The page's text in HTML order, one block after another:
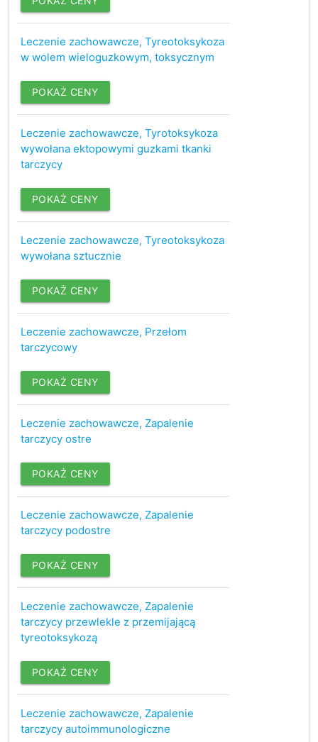
Leczenie zachowawcze, Tyreotoksykoza
w wolem wieloguzkowym, toksycznym
POKAŻ CENY
Leczenie zachowawcze, Tyrotoksykoza
wywołana ektopowymi guzkami tkanki
tarczycy
POKAŻ CENY
Leczenie zachowawcze, Tyreotoksykoza
wywołana sztucznie
POKAŻ CENY
Leczenie zachowawcze, Przełom
tarczycowy
POKAŻ CENY
Leczenie zachowawcze, Zapalenie
tarczycy ostre
POKAŻ CENY
Leczenie zachowawcze, Zapalenie
tarczycy podostre
POKAŻ CENY
Leczenie zachowawcze, Zapalenie
tarczycy przewlekle z przemijającą
tyreotoksykozą
POKAŻ CENY
Leczenie zachowawcze, Zapalenie
tarczycy autoimmunologiczne